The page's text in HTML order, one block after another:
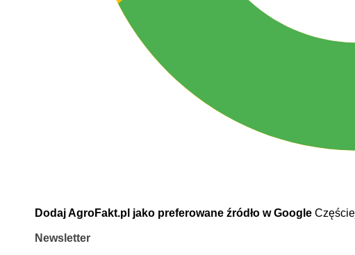
Dodaj AgroFakt.pl jako preferowane źródło w Google
Newsletter